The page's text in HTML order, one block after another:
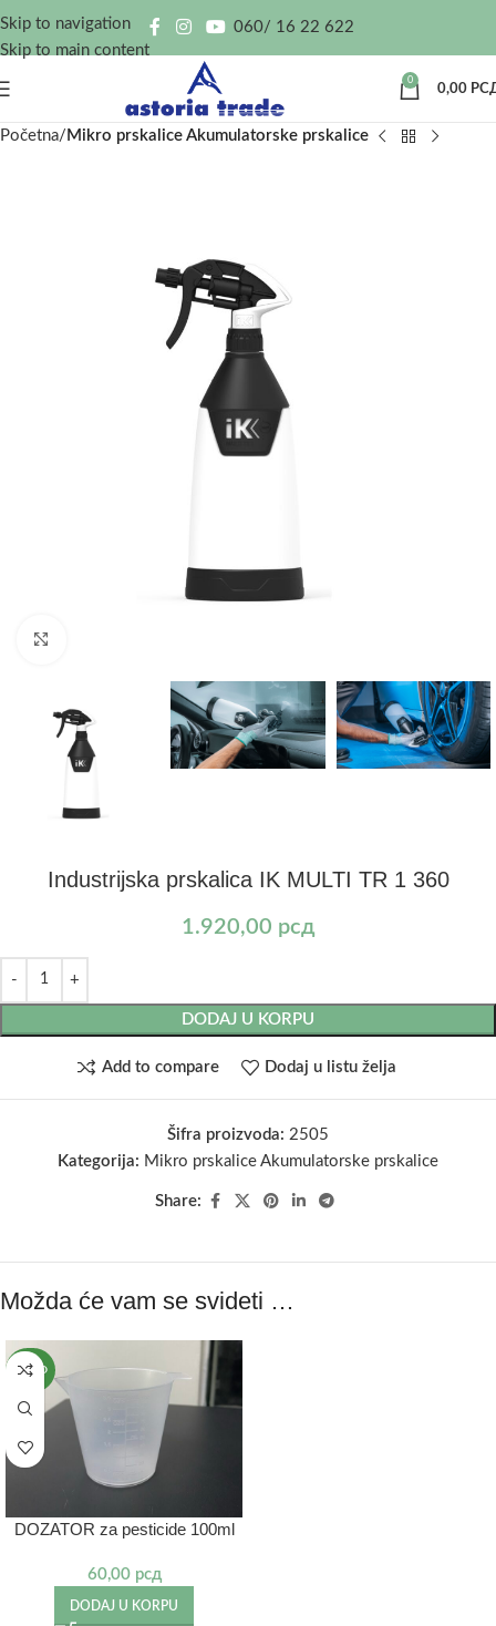
Skip to navigation
Skip to main content
060/ 16 22 622
0
0,00
Početna Mikro prskalice Akumulatorske prskalice
Industrijska prskalica IK MULTI TR 1 360
1.920,00 рсд
DODAJ U KORPU
Add to compare Dodaj u listu želja
Šifra proizvoda: 2505
Kategorija: Mikro prskalice Akumulatorske prskalice
Share:
Možda će vam se svideti …
NOVO
DOZATOR za pesticide 100ml
60,00 рсд
DODAJ U KORPU